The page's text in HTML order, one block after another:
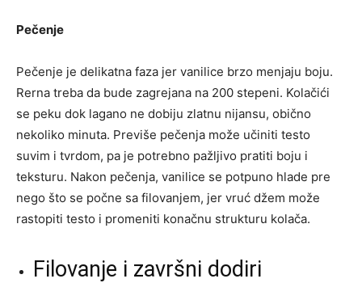
Pečenje
Pečenje je delikatna faza jer vanilice brzo menjaju boju.
Rerna treba da bude zagrejana na 200 stepeni. Kolačići
se peku dok lagano ne dobiju zlatnu nijansu, obično
nekoliko minuta. Previše pečenja može učiniti testo
suvim i tvrdom, pa je potrebno pažljivo pratiti boju i
teksturu. Nakon pečenja, vanilice se potpuno hlade pre
nego što se počne sa filovanjem, jer vruć džem može
rastopiti testo i promeniti konačnu strukturu kolača.
Filovanje i završni dodiri